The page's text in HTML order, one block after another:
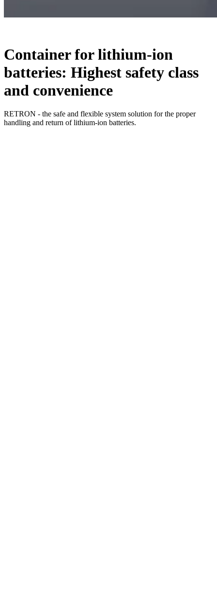
Container for lithium-ion
batteries: Highest safety class
and convenience
RETRON - the safe and flexible system solution for the proper
handling and return of lithium-ion batteries.